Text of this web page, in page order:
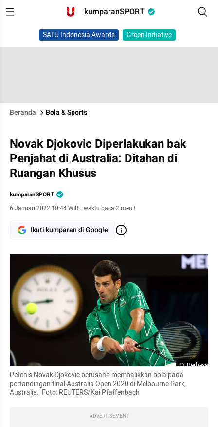
kumparanSPORT
SATU Indonesia Awards Green Initiative
Beranda Bola & Sports
Novak Djokovic Diperlakukan bak
Penjahat di Australia: Ditahan di
Ruangan Khusus
kumparanSPORT
6 Januari 2022 10:44 WIB · waktu baca 2 menit
Ikuti kumparan di Google
Perbesar
Petenis Novak Djokovic berusaha membalikkan bola pada
pertandingan final Australia Open 2020 di Melbourne Park,
Australia.  Foto: REUTERS/Kai Pfaffenbach
ADVERTISEMENT